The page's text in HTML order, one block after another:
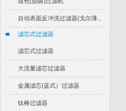
自动表面反冲洗过滤器(戈尔薄...
滤芯式过滤器
滤芯式过滤器
大流量滤芯过滤器
金属滤芯(蓝式）过滤器
钛棒过滤器